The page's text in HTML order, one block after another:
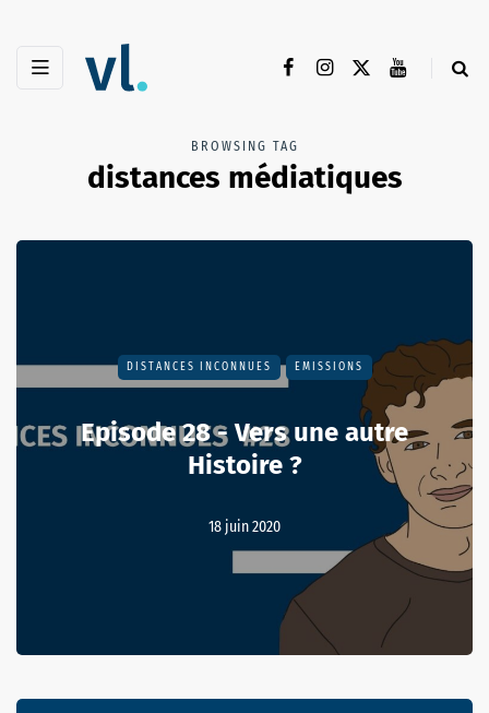
BROWSING TAG
distances médiatiques
DISTANCES INCONNUES EMISSIONS
Episode 28 - Vers une autre
Histoire ?
18 juin 2020